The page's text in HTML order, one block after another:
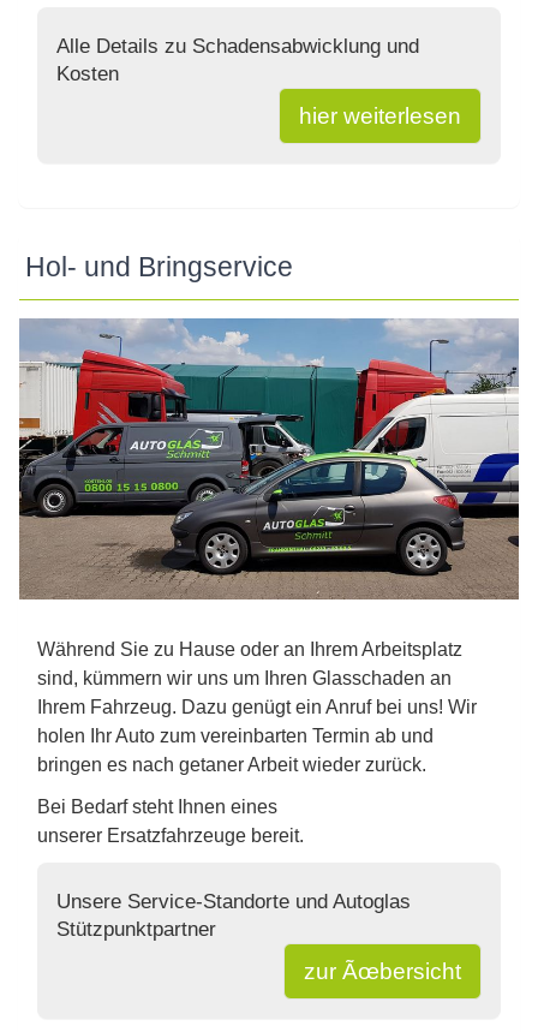
Alle Details zu Schadensabwicklung und
Kosten
hier weiterlesen
Hol- und Bringservice
Während Sie zu Hause oder an Ihrem Arbeitsplatz
sind, kümmern wir uns um Ihren Glasschaden an
Ihrem Fahrzeug. Dazu genügt ein Anruf bei uns! Wir
holen Ihr Auto zum vereinbarten Termin ab und
bringen es nach getaner Arbeit wieder zurück.
Bei Bedarf steht Ihnen eines
unserer Ersatzfahrzeuge bereit.
Unsere Service-Standorte und Autoglas
Stützpunktpartner
zur Ãœbersicht